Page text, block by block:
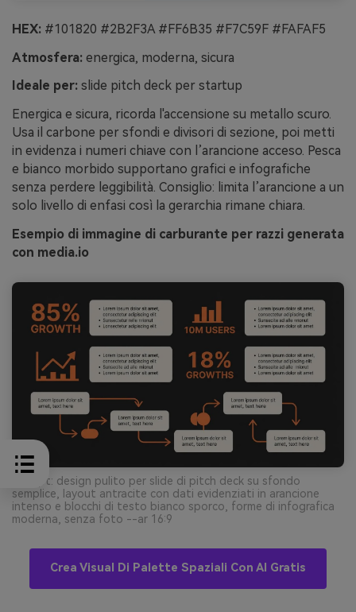
HEX: #101820 #2B2F3A #FF6B35 #F7C59F #FAFAF5
Atmosfera: energica, moderna, sicura
Ideale per: slide pitch deck per startup
Energica e sicura, ricorda l'accensione su metallo scuro.
Usa il carbone per sfondi e divisori di sezione, poi metti
in evidenza i numeri chiave con l’arancione acceso. Pesca
e bianco morbido supportano grafici e infografiche
senza perdere leggibilità. Consiglio: limita l’arancione a un
solo livello di enfasi così la gerarchia rimane chiara.
Esempio di immagine di carburante per razzi generata
con media.io
Prompt: design pulito per slide di pitch deck su sfondo
semplice, layout antracite con dati evidenziati in arancione
intenso e blocchi di testo bianco sporco, forme di infografica
moderna, senza foto --ar 16:9
Crea Visual Di Palette Spaziali Con AI Gratis